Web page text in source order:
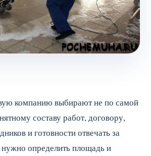
компанию выбирают не по самой
составу работ, договору,
и готовности отвечать за
нужно определить площадь и